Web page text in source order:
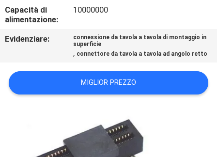
NEWS
MAPPA
DEL
Capacità di
alimentazione:
10000000
Evidenziare:
connessione da tavola a tavola di montaggio in
superficie
, connettore da tavola a tavola ad angolo retto
MIGLIOR PREZZO